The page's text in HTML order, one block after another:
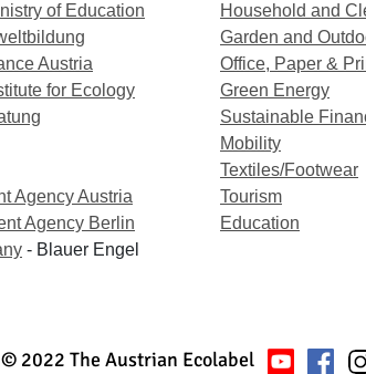
of Education
Austria
for Ecology
Agency Austria
Agency Berlin
- Blauer Engel
Household and
Garden and
Office, Paper &
Green Energy
Sustainable
Mobility
Textiles/Footwear
Tourism
Education
© 2022 The Austrian Ecolabel